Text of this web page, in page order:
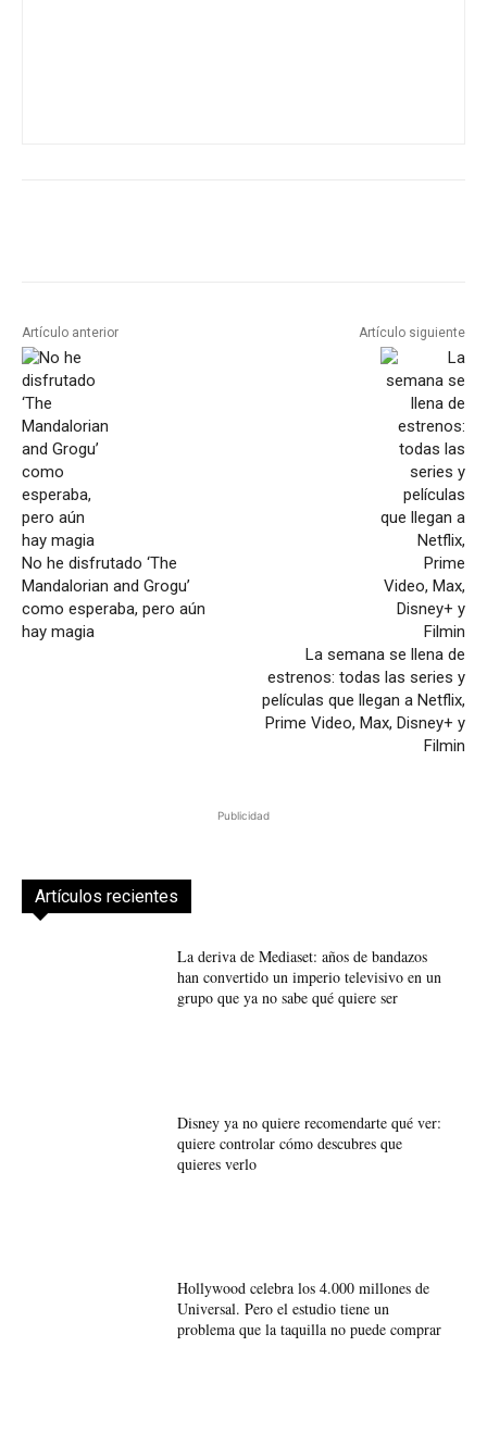
Artículo anterior
No he disfrutado ‘The
Mandalorian and Grogu’
como esperaba, pero aún
hay magia
Artículo siguiente
La semana se llena de
estrenos: todas las series y
películas que llegan a Netflix,
Prime Video, Max, Disney+ y
Filmin
Publicidad
Artículos recientes
La deriva de Mediaset: años de bandazos
han convertido un imperio televisivo en un
grupo que ya no sabe qué quiere ser
Disney ya no quiere recomendarte qué ver:
quiere controlar cómo descubres que
quieres verlo
Hollywood celebra los 4.000 millones de
Universal. Pero el estudio tiene un
problema que la taquilla no puede comprar